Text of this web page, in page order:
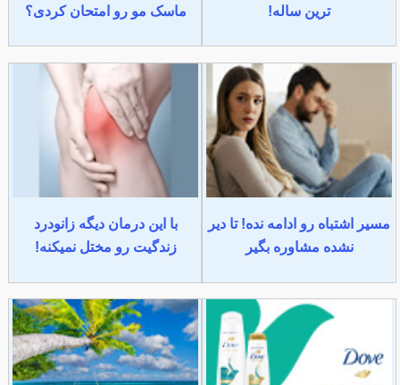
ترین ساله!
ماسک مو رو امتحان کردی؟
مسیر اشتباه رو ادامه نده! تا دیر
نشده مشاوره بگیر
با این درمان دیگه زانودرد
زندگیت رو مختل نمیکنه!